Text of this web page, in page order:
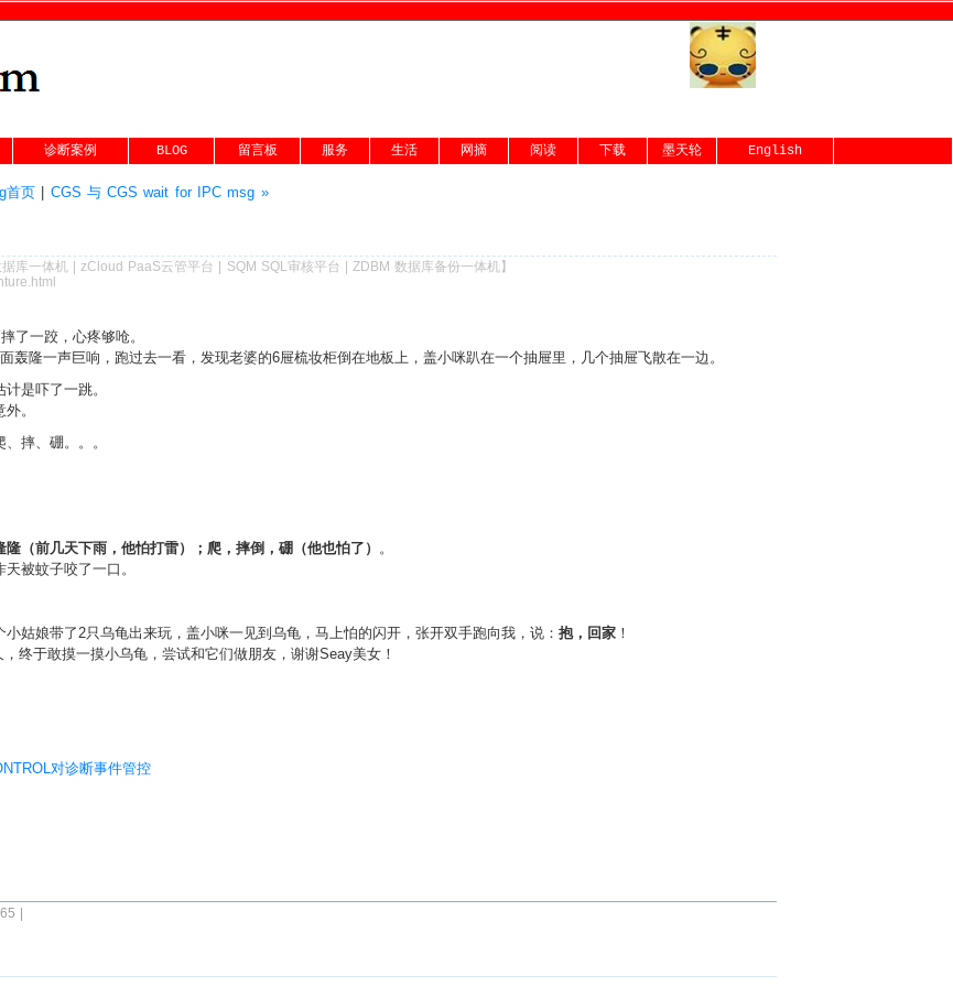
诊断案例 BLOG 留言板 服务 生活 网摘 阅读 下载 墨天轮 English
首页| CGS 与 CGS wait for IPC msg »
库一体机|zCloud PaaS云管平台 SQM SQL审核平台 |ZDBM 数据库备份一体机】
了一跤，心疼够呛。
轰隆一声巨响，跑过去一看，发现老婆的6屉梳妆柜倒在地板上，盖小咪趴在一个抽屉里，几个抽屉飞散在一边。
是吓了一跳。
。
摔、硼。。。
隆（前几天下雨，他怕打雷）；爬，摔倒，硼（他也怕了）
。
被蚊子咬了一口。
姑娘带了2只乌龟出来玩，盖小咪一见到乌龟，马上怕的闪开，张开双手跑向我，说： 抱，回家 ！
终于敢摸一摸小乌龟，尝试和它们做朋友，谢谢Seay美女！
对诊断事件管控
|